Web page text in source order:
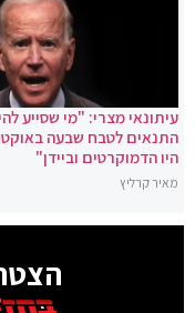
עיתונאי מצרי: "מי שסייע
התנאים לטבח שבעה
היו הדמוקרטים וביידן"
מאיר קרליץ